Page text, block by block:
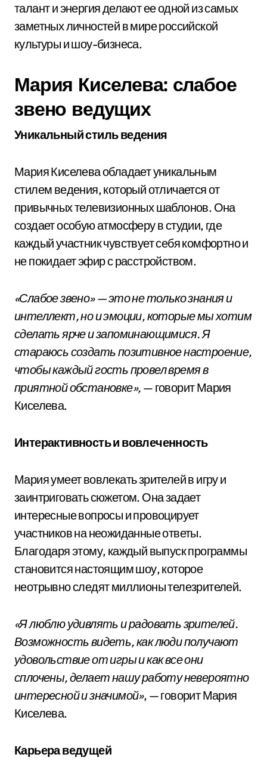
талант и энергия делают ее одной из самых
заметных личностей в мире российской
культуры и шоу-бизнеса.
Мария Киселева: слабое
звено ведущих
Уникальный стиль ведения
Мария Киселева обладает уникальным
стилем ведения, который отличается от
привычных телевизионных шаблонов. Она
создает особую атмосферу в студии, где
каждый участник чувствует себя комфортно и
не покидает эфир с расстройством.
«Слабое звено» — это не только знания и
интеллект, но и эмоции, которые мы хотим
сделать ярче и запоминающимися. Я
стараюсь создать позитивное настроение,
чтобы каждый гость провел время в
приятной обстановке», — говорит Мария
Киселева.
Интерактивность и вовлеченность
Мария умеет вовлекать зрителей в игру и
заинтриговать сюжетом. Она задает
интересные вопросы и провоцирует
участников на неожиданные ответы.
Благодаря этому, каждый выпуск программы
становится настоящим шоу, которое
неотрывно следят миллионы телезрителей.
«Я люблю удивлять и радовать зрителей.
Возможность видеть, как люди получают
удовольствие от игры и как все они
сплочены, делает нашу работу невероятно
интересной и значимой», — говорит Мария
Киселева.
Карьера ведущей